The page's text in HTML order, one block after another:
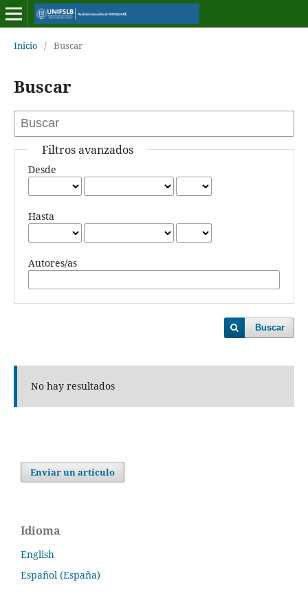
Inicio / Buscar
Buscar
Filtros avanzados
Desde
Hasta
Autores/as
Buscar
No hay resultados
Enviar un artículo
Idioma
English
Español (España)